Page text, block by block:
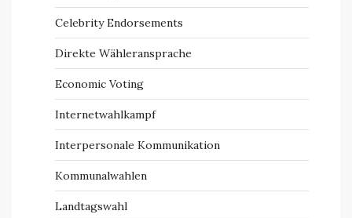
Celebrity Endorsements
Direkte Wähleransprache
Economic Voting
Internetwahlkampf
Interpersonale Kommunikation
Kommunalwahlen
Landtagswahl